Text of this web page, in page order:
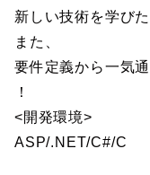
新しい技術を学び
また、
要件定義から一気
！
<開発環境>
ASP/.NET/C#/C